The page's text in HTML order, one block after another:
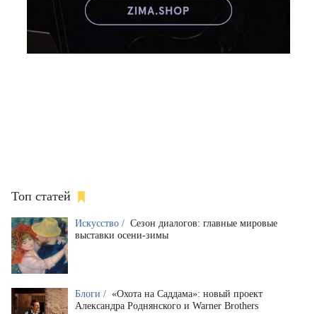
Топ статей
Искусство / Сезон диалогов: главные мировые
выставки осени-зимы
Блоги / «Охота на Саддама»: новый проект
Александра Роднянского и Warner Brothers